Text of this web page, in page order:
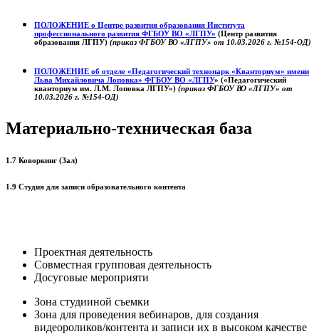
ПОЛОЖЕНИЕ о Центре развития образования Института
профессионального развития ФГБОУ ВО «ЛГПУ» (Центр развития
образования ЛГПУ) (приказ ФГБОУ ВО «ЛГПУ» от 10.03.2026 г. №154-ОД)
ПОЛОЖЕНИЕ об отделе «Педагогический технопарк «Кванториум» имени
Льва Михайловича Лоповка» ФГБОУ ВО «ЛГПУ» («Педагогический
кванториум им. Л.М. Лоповка ЛГПУ») (приказ ФГБОУ ВО «ЛГПУ» от
10.03.2026 г. №154-ОД)
Материально-техническая база
1.7 Коворкинг (Зал)
1.9 Студия для записи образовательного контента
Проектная деятельность
Совместная групповая деятельность
Досуговые мероприяти
Зона студииной съемки
Зона для проведения вебинаров, для создания
видеороликов/контента и записи их в высоком качестве